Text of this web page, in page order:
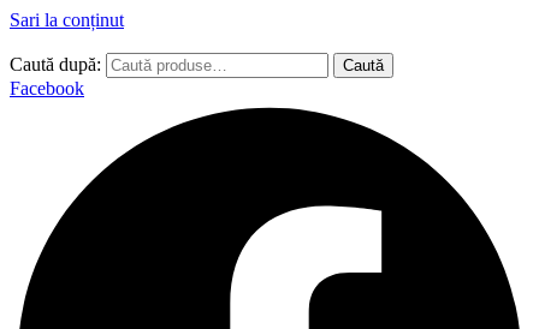
Sari la conținut
Caută după: Caută
Facebook